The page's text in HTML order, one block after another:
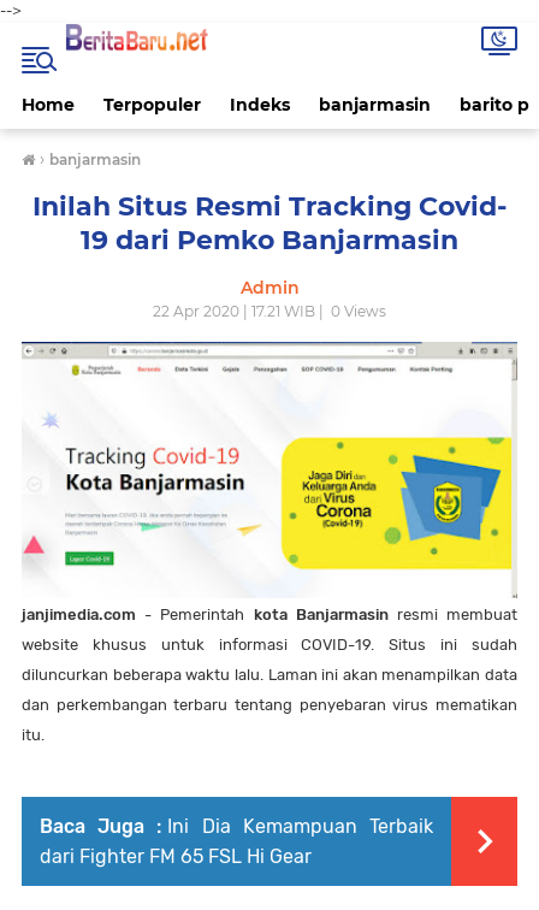
-->
Home Terpopuler Indeks banjarmasin barito
› banjarmasin
Inilah Situs Resmi Tracking Covid-
19 dari Pemko Banjarmasin
Admin
22 Apr 2020 | 17.21 WIB | 0 Views
janjimedia.com - Pemerintah kota Banjarmasinresmi membuat
website khusus untuk informasi COVID-19. Situs ini sudah
diluncurkan beberapa waktu lalu. Laman ini akan menampilkan data
dan perkembangan terbaru tentang penyebaran virus mematikan
itu.
Baca Juga : Ini Dia Kemampuan Terbaik
dari Fighter FM 65 FSL Hi Gear